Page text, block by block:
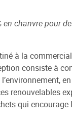
en chanvre pour
à la
consiste à
renouvelables
qui encourage